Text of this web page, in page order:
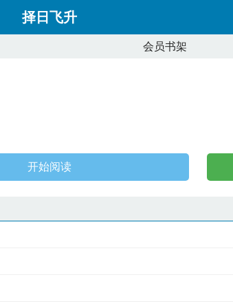
择日飞升
会员书架
开始阅读